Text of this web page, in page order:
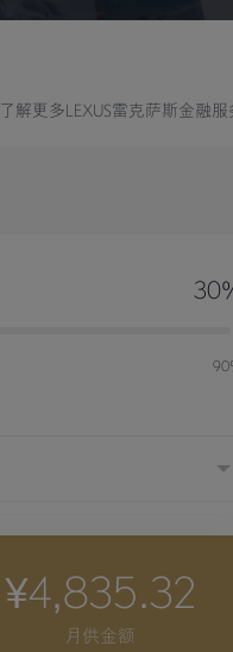
了解更多LEXUS雷克萨斯金融服
¥4,835.32
月供金额